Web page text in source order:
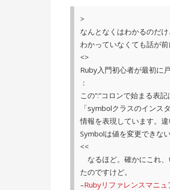
>
なんとなくはわかるのだ
わかっていなくても話が前
<>
Ruby入門初心者が最初に
：
この”:”コロンで始まる表
「symbolクラスのインス
情報を表現しています。
Symbolは値を変更できな
<<
なるほど。確かにこれ、
たのですけど。
–Rubyリファレンスマニュ